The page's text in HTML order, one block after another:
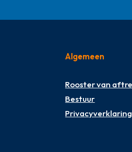
Algemeen
Rooster van
Bestuur
Privacyverklaring